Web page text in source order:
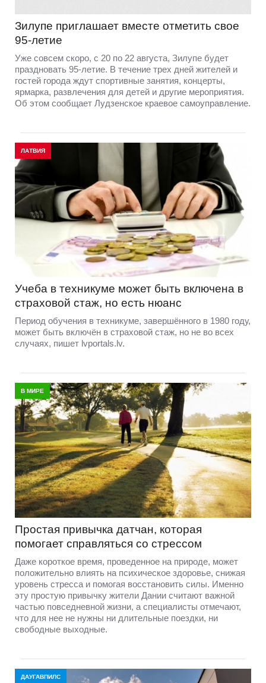
Зилупе приглашает вместе отметить свое
95-летие
Уже совсем скоро, с 20 по 22 августа, Зилупе будет
праздновать 95-летие. В течение трех дней жителей и
гостей города ждут спортивные занятия, концерты,
ярмарка, развлечения для детей и другие мероприятия.
Об этом сообщает Лудзенское краевое самоуправление.
ЛАТВИЯ
Учеба в техникуме может быть включена в
страховой стаж, но есть нюанс
Период обучения в техникуме, завершённого в 1980 году,
может быть включён в страховой стаж, но не во всех
случаях, пишет lvportals.lv.
В МИРЕ
Простая привычка датчан, которая
помогает справляться со стрессом
Даже короткое время, проведенное на природе, может
положительно влиять на психическое здоровье, снижая
уровень стресса и помогая восстановить силы. Именно
эту простую привычку жители Дании считают важной
частью повседневной жизни, а специалисты отмечают,
что для нее не нужны ни длительные поездки, ни
свободные выходные.
ДАУГАВПИЛС